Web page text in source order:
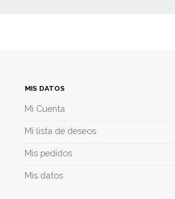
MIS DATOS
Mi Cuenta
Mi lista de deseos
Mis pedidos
Mis datos